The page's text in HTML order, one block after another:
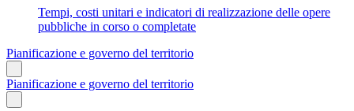
Tempi, costi unitari e indicatori di realizzazione delle opere
pubbliche in corso o completate
Pianificazione e governo del territorio
Pianificazione e governo del territorio